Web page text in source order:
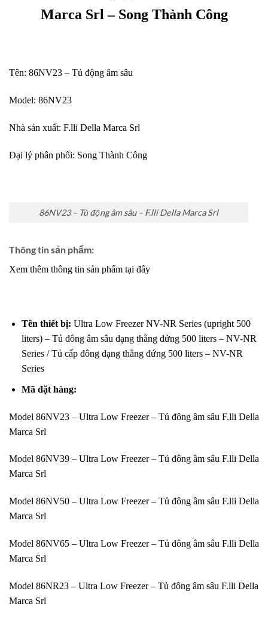
Marca Srl – Song Thành Công
Tên: 86NV23 – Tủ động âm sâu
Model: 86NV23
Nhà sản xuất: F.lli Della Marca Srl
Đại lý phân phối: Song Thành Công
86NV23 – Tủ động âm sâu – F.lli Della Marca Srl
Thông tin sản phẩm:
Xem thêm thông tin sản phẩm tại đây
Tên thiết bị: Ultra Low Freezer NV-NR Series (upright 500
liters) – Tủ đông âm sâu dạng thẳng đứng 500 liters – NV-NR
Series / Tủ cấp đông dạng thẳng đứng 500 liters – NV-NR
Series
Mã đặt hàng:
Model 86NV23 – Ultra Low Freezer – Tủ đông âm sâu F.lli Della
Marca Srl
Model 86NV39 – Ultra Low Freezer – Tủ đông âm sâu F.lli Della
Marca Srl
Model 86NV50 – Ultra Low Freezer – Tủ đông âm sâu F.lli Della
Marca Srl
Model 86NV65 – Ultra Low Freezer – Tủ đông âm sâu F.lli Della
Marca Srl
Model 86NR23 – Ultra Low Freezer – Tủ đông âm sâu F.lli Della
Marca Srl